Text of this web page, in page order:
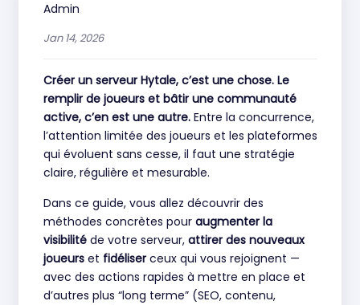
Admin
Jan 14, 2026
Créer un serveur Hytale, c’est une chose. Le
remplir de joueurs et bâtir une communauté
active, c’en est une autre.Entre la concurrence,
l’attention limitée des joueurs et les plateformes
qui évoluent sans cesse, il faut une stratégie
claire, régulière et mesurable.
Dans ce guide, vous allez découvrir des
méthodes concrètes pour augmenter la
visibilitéde votre serveur, attirer des nouveaux
joueurset fidéliserceux qui vous rejoignent —
avec des actions rapides à mettre en place et
d’autres plus “long terme” (SEO, contenu,